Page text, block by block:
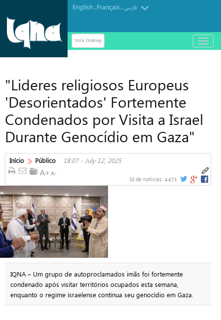
English. Français.فارسی
Versi Desktop
باز
و
"Lideres religiosos Europeus
'Desorientados' Fortemente
Condenados por Visita a Israel
Durante Genocídio em Gaza"
Início Público 18:07 - July 12, 2025
Id de notícias: 4471
IQNA – Um grupo de autoproclamados imãs foi fortemente
condenado após visitar territórios ocupados esta semana,
enquanto o regime israelense continua seu genocídio em Gaza.